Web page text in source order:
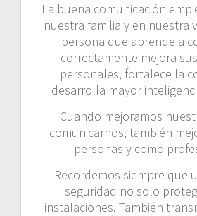
La buena comunicación
nuestra familia y en nuestra
persona que aprende a
correctamente mejora
personales, fortalece la
desarrolla mayor
Cuando mejoramos
comunicarnos, también
personas y como
Recordemos siempre que
seguridad no solo
instalaciones. También